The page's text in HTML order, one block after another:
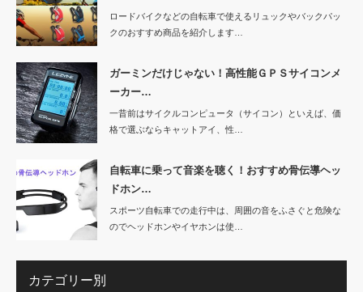
ロードバイクなどの自転車で使えるリュックやバックパッ
クのおすすめ商品を紹介します…
ガーミンだけじゃない！高性能ＧＰＳサイコンメ
ーカー…
一昔前はサイクルコンピュータ（サイコン）といえば、価
格で選ぶならキャットアイ、性…
自転車に乗って音楽を聴く！おすすめ骨伝導ヘッ
ドホン…
スポーツ自転車での走行中は、周囲の音をふさぐと危険な
のでヘッドホンやイヤホンは使…
カテゴリー別